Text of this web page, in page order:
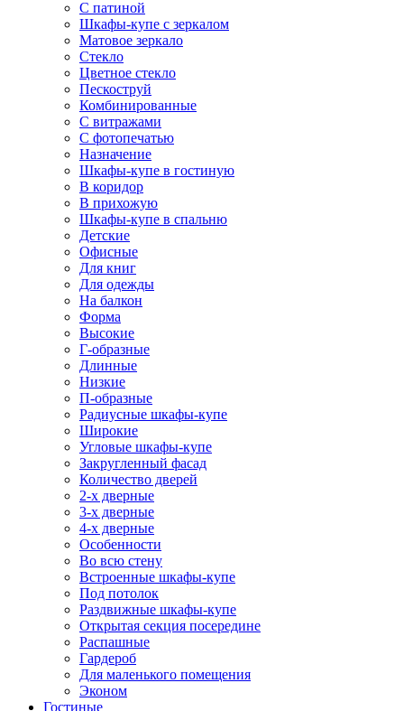
С патиной
Шкафы-купе с зеркалом
Матовое зеркало
Стекло
Цветное стекло
Пескоструй
Комбинированные
С витражами
С фотопечатью
Назначение
Шкафы-купе в гостиную
В коридор
В прихожую
Шкафы-купе в спальню
Детские
Офисные
Для книг
Для одежды
На балкон
Форма
Высокие
Г-образные
Длинные
Низкие
П-образные
Радиусные шкафы-купе
Широкие
Угловые шкафы-купе
Закругленный фасад
Количество дверей
2-х дверные
3-х дверные
4-х дверные
Особенности
Во всю стену
Встроенные шкафы-купе
Под потолок
Раздвижные шкафы-купе
Открытая секция посередине
Распашные
Гардероб
Для маленького помещения
Эконом
Гостиные